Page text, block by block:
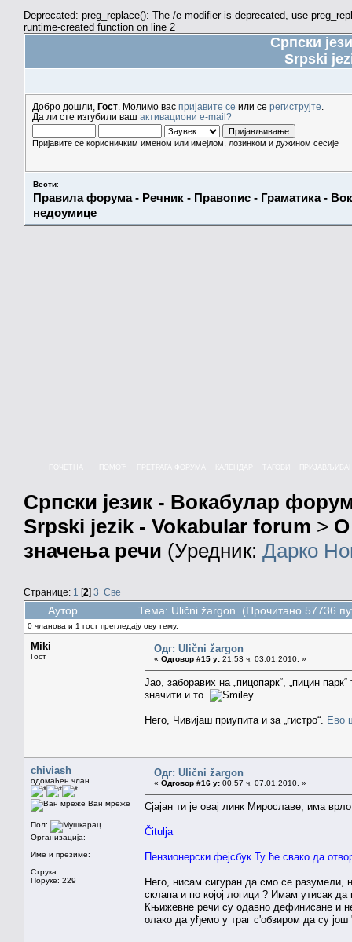
Deprecated: preg_replace(): The /e modifier is deprecated, use
runtime-created function on line 2
Српски
Srpski
Добро дошли, Гост . Молимо вас пријавите се или се региструјте
Да ли сте изгубили ваш активациони e-mail?
Пријавите се корисничким именом или имејлом, лозинком и дужином сесије
Вести:
Правила форума- Речник - Правопис - Граматика-
недоумице
КАЛЕНДАР
Српски језик - Вокабулар
Srpski jezik - Vokabular forum > О
значења речи (Уредник: Дарко
Странице: 1 [2] 3 Све
Аутор Тема: Ulični žargon (Прочитано 57736
0 чланова и 1 гост прегледају ову тему.
Miki
Гост
Одг: Ulični žargon
« Одговор #15 у: 21.53 ч. 03.01.2010. »
Јао, заборавих на „пицопарк“, „пицин
значити и то.
Него, Чивијаш приупита и за „гистро“. Ево
chiviash
одомаћен члан
Ван мреже
Пол:
Организација:
Име и презиме:
Струка:
Поруке: 229
Одг: Ulični žargon
« Одговор #16 у: 00.57 ч. 07.01.2010. »
Сјајан ти је овај линк Мирославе, има
Čitulja
Пензионерски фејсбук.Ту ће свако да
Него, нисам сигуран да смо се разумели,
склапа и по којој логици ? Имам утисак
Књижевне речи су одавно дефинисане и
олако да уђемо у траг с'обзиром да су